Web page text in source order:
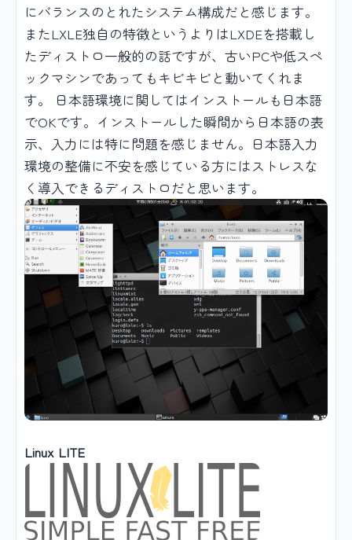
にバランスのとれたシステム構成だと感じます。
またLXLE独自の特徴というよりはLXDEを搭載し
たディストロ一般的の話ですが、古いPCや低スペ
ックマシンであってもキビキビと動いてくれま
す。 日本語環境に関してはインストールも日本語
でOKです。インストールした瞬間から日本語の表
示、入力には特に問題を感じません。日本語入力
環境の整備に不安を感じている方にはストレスな
く導入できるディストロだと思います。
Linux LITE